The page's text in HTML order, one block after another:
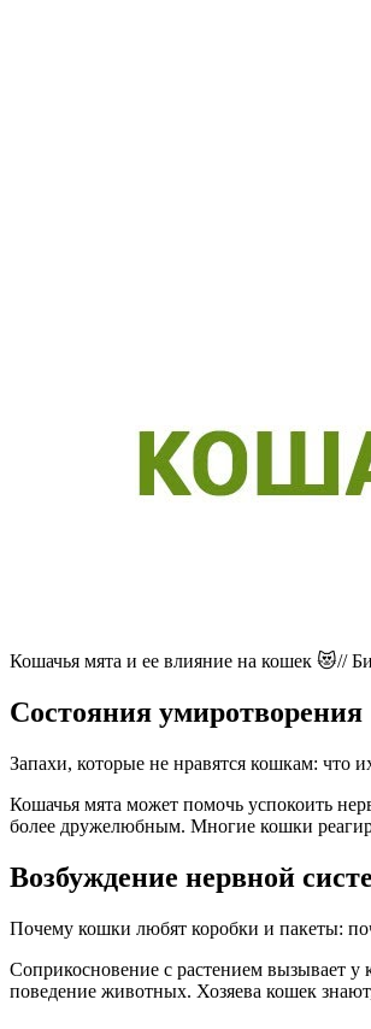
Кошачья мята и ее влияние на кошек 😻//
Состояния умиротворения
Запахи, которые не нравятся кошкам: что
Кошачья мята может помочь успокоить
более дружелюбным. Многие кошки
Возбуждение нервной
Почему кошки любят коробки и пакеты:
Соприкосновение с растением вызывает у
поведение животных. Хозяева кошек